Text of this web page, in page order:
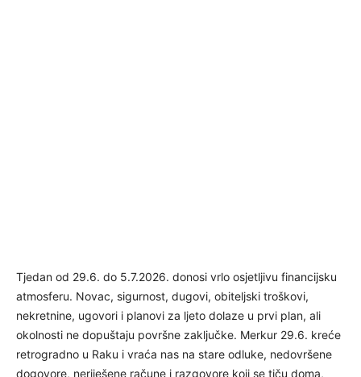
Tjedan od 29.6. do 5.7.2026. donosi vrlo osjetljivu financijsku
atmosferu. Novac, sigurnost, dugovi, obiteljski troškovi,
nekretnine, ugovori i planovi za ljeto dolaze u prvi plan, ali
okolnosti ne dopuštaju površne zaključke. Merkur 29.6. kreće
retrogradno u Raku i vraća nas na stare odluke, nedovršene
dogovore, neriješene račune i razgovore koji se tiču doma,